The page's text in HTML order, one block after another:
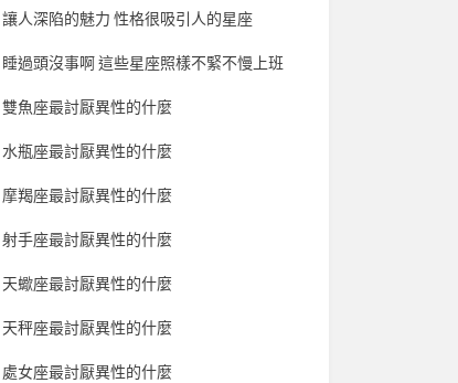
讓人深陷的魅力 性格很吸引人的星座
睡過頭沒事啊 這些星座照樣不緊不慢上班
雙魚座最討厭異性的什麼
水瓶座最討厭異性的什麼
摩羯座最討厭異性的什麼
射手座最討厭異性的什麼
天蠍座最討厭異性的什麼
天秤座最討厭異性的什麼
處女座最討厭異性的什麼